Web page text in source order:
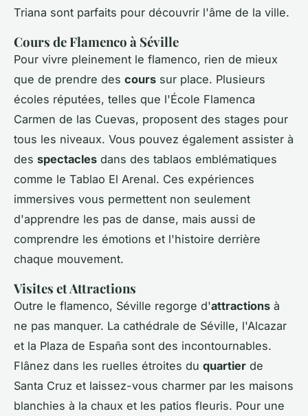
Triana sont parfaits pour découvrir l'âme de la ville.
Cours de Flamenco à Séville
Pour vivre pleinement le flamenco, rien de mieux
que de prendre des cours sur place. Plusieurs
écoles réputées, telles que l'École Flamenca
Carmen de las Cuevas, proposent des stages pour
tous les niveaux. Vous pouvez également assister à
des spectacles dans des tablaos emblématiques
comme le Tablao El Arenal. Ces expériences
immersives vous permettent non seulement
d'apprendre les pas de danse, mais aussi de
comprendre les émotions et l'histoire derrière
chaque mouvement.
Visites et Attractions
Outre le flamenco, Séville regorge d'attractions à
ne pas manquer. La cathédrale de Séville, l'Alcazar
et la Plaza de España sont des incontournables.
Flânez dans les ruelles étroites du quartier de
Santa Cruz et laissez-vous charmer par les maisons
blanchies à la chaux et les patios fleuris. Pour une